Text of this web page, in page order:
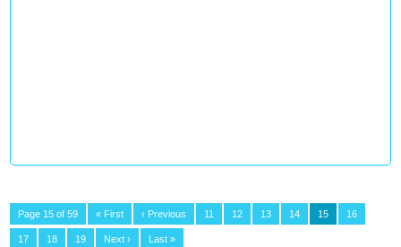
Page 15 of 59 « First ‹ Previous 11 12 13 14 15 16
17 18 19 Next › Last »